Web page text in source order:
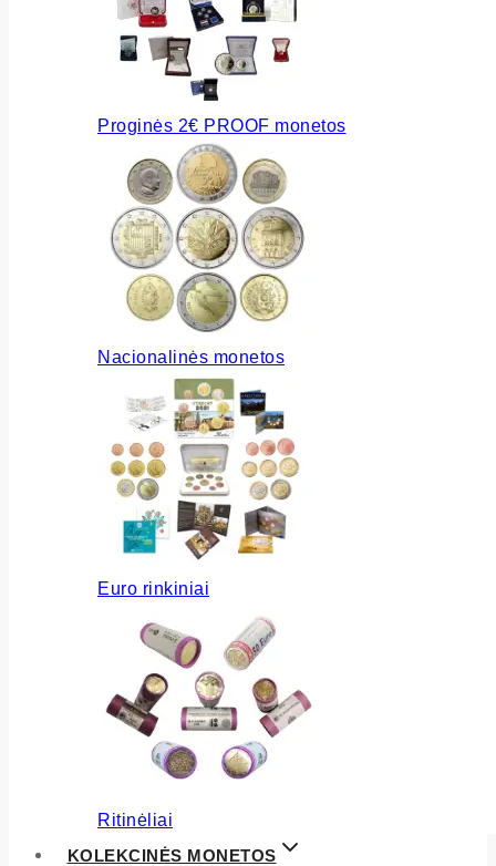
Proginės 2€ PROOF monetos
Nacionalinės monetos
Euro rinkiniai
Ritinėliai
KOLEKCINĖS MONETOS